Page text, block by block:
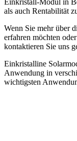
als auch Rentabilität
Wenn Sie mehr über
erfahren möchten
kontaktieren Sie uns
Einkristalline
Anwendung in
wichtigsten